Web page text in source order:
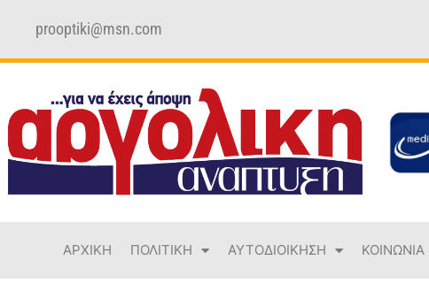
prooptiki@msn.com
ΑΡΧΙΚΗ ΠΟΛΙΤΙΚΗ ΑΥΤΟΔΙΟΙΚΗΣΗ ΚΟΙΝΩΝΙΑ